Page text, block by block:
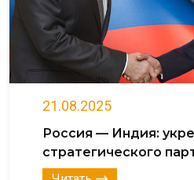
21.08.2025
Россия — Индия:
стратегического